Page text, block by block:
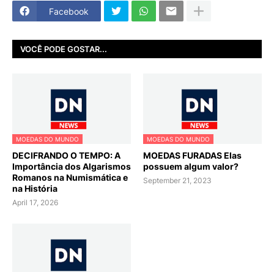
Facebook
VOCÊ PODE GOSTAR...
MOEDAS DO MUNDO
DECIFRANDO O TEMPO: A
Importância dos Algarismos
Romanos na Numismática e
na História
April 17, 2026
MOEDAS DO MUNDO
MOEDAS FURADAS Elas
possuem algum valor?
September 21, 2023